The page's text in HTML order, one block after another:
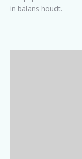
in balans houdt.